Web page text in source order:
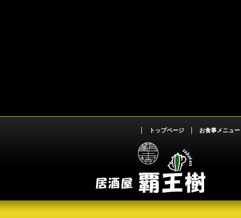
トップページ お食事メニュー